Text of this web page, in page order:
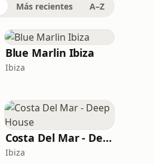
Más recientes A–Z
Blue Marlin Ibiza
Ibiza
Costa Del Mar - Deep House
Ibiza